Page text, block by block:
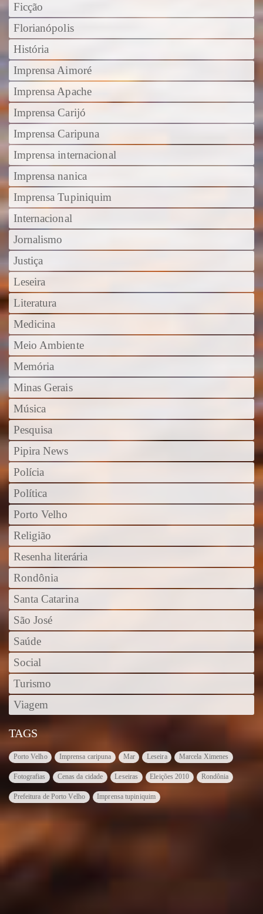
Ficção
Florianópolis
História
Imprensa Aimoré
Imprensa Apache
Imprensa Carijó
Imprensa Caripuna
Imprensa internacional
Imprensa nanica
Imprensa Tupiniquim
Internacional
Jornalismo
Justiça
Leseira
Literatura
Medicina
Meio Ambiente
Memória
Minas Gerais
Música
Pesquisa
Pipira News
Polícia
Política
Porto Velho
Religião
Resenha literária
Rondônia
Santa Catarina
São José
Saúde
Social
Turismo
Viagem
TAGS
Porto Velho Imprensa caripuna Mar Leseira Marcela Ximenes
Fotografias Cenas da cidade Leseiras Eleições 2010 Rondônia
Prefeitura de Porto Velho Imprensa tupiniquim